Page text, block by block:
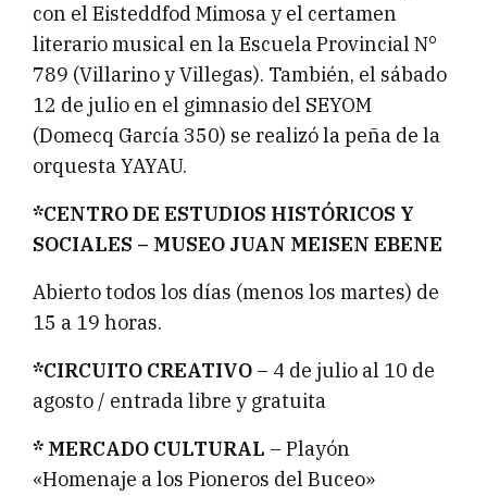
con el Eisteddfod Mimosa y el certamen
literario musical en la Escuela Provincial N°
789 (Villarino y Villegas). También, el sábado
12 de julio en el gimnasio del SEYOM
(Domecq García 350) se realizó la peña de la
orquesta YAYAU.
*CENTRO DE ESTUDIOS HISTÓRICOS Y
SOCIALES – MUSEO JUAN MEISEN EBENE
Abierto todos los días (menos los martes) de
15 a 19 horas.
*CIRCUITO CREATIVO – 4 de julio al 10 de
agosto / entrada libre y gratuita
* MERCADO CULTURAL – Playón
«Homenaje a los Pioneros del Buceo»